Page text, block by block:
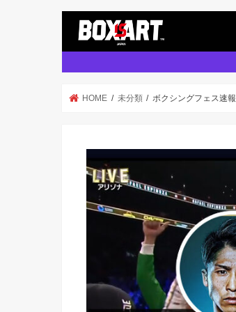
HOME 未分類 ボクシングフェス速報